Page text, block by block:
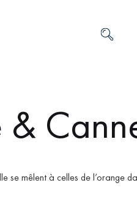
se mêlent à celles de l’orange